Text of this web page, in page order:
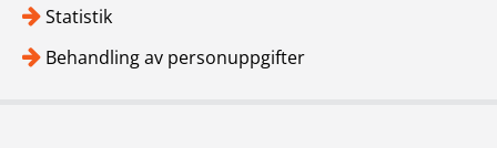
Statistik
Behandling av personuppgifter